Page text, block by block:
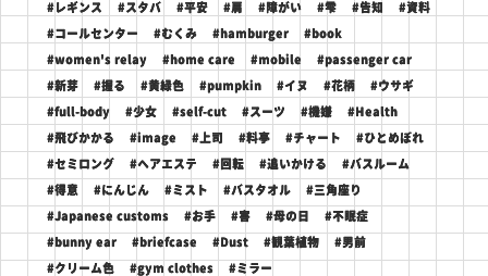
#レギンス #スタバ #平安 #肩 #障がい #雫 #告知 #資料
#コールセンター #むくみ #hamburger #book
#women's relay #home care #mobile #passenger car
#新芽 #握る #黄緑色 #pumpkin #イヌ #花柄 #ウサギ
#full-body #少女 #self-cut #スーツ #機嫌 #Health
#飛びかかる #image #上司 #料亭 #チャート #ひとめぼれ
#セミロング #ヘアエステ #回転 #追いかける #バスルーム
#得意 #にんじん #ミスト #バスタオル #三角座り
#Japanese customs #お手 #害 #母の日 #不眠症
#bunny ear #briefcase #Dust #観葉植物 #男前
#クリーム色 #gym clothes #ミラー